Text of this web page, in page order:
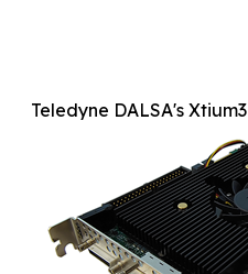
Teledyne DALSA's Xtium3